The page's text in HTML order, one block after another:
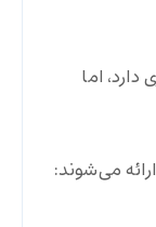
اما
می‌شوند: